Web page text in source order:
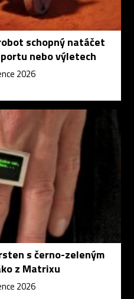
schopný natáčet
nebo výletech
2026
s černo-zeleným
z Matrixu
2026